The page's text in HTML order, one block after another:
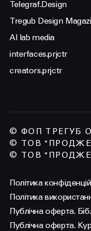
Telegraf.Design
Tregub Design
AI lab media
interfaces.prjctr
creators.prjctr
© ФОП ТРЕГУБ
© ТОВ
© ТОВ
Політика
Політика
Публічна оферта.
Публічна оферта.